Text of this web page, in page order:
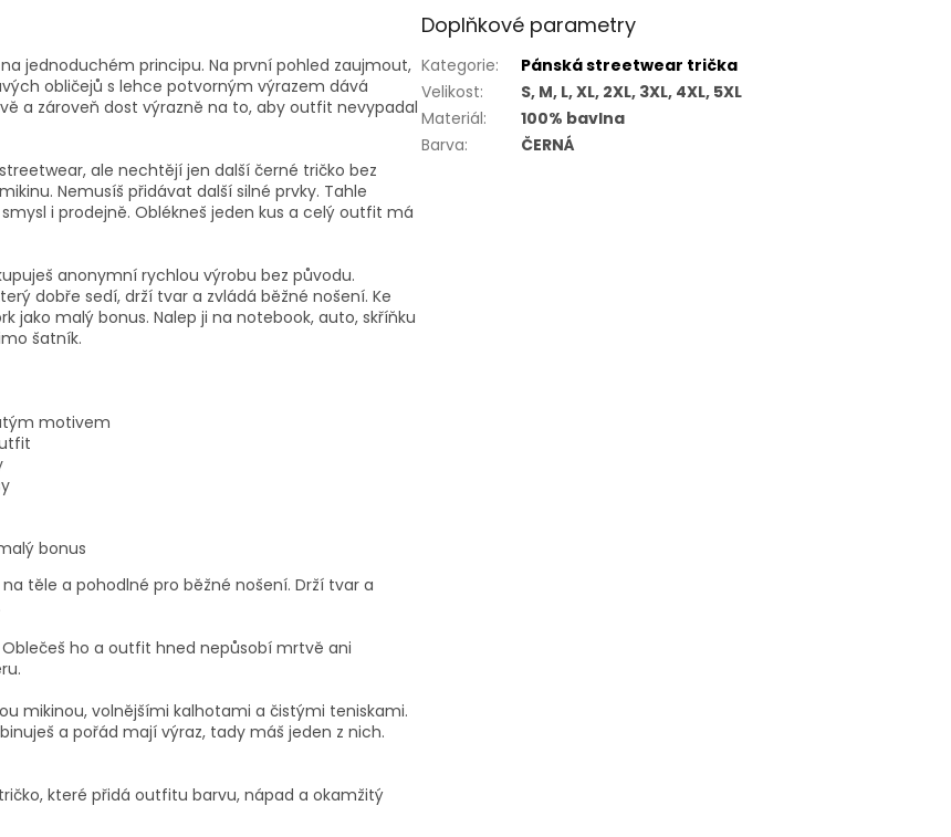
jednoduchém principu. Na první pohled zaujmout,
obličejů s lehce potvorným výrazem dává
a zároveň dost výrazně na to, aby outfit nevypadal
ale nechtějí jen další černé tričko bez
Nemusíš přidávat další silné prvky. Tahle
i prodejně. Oblékneš jeden kus a celý outfit má
anonymní rychlou výrobu bez původu.
dobře sedí, drží tvar a zvládá běžné nošení. Ke
jako malý bonus. Nalep ji na notebook, auto, skříňku
šatník.
motivem
bonus
těle a pohodlné pro běžné nošení. Drží tvar a
ho a outfit hned nepůsobí mrtvě ani
mikinou, volnějšími kalhotami a čistými teniskami.
a pořád mají výraz, tady máš jeden z nich.
které přidá outfitu barvu, nápad a okamžitý
Doplňkové parametry
Kategorie:
Pánská streetwear trička
Velikost:
S, M, L, XL, 2XL, 3XL, 4XL, 5XL
Materiál:
100% bavlna
Barva: ČERNÁ